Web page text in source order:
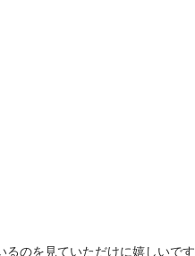
るのを見ていただけに嬉しいです